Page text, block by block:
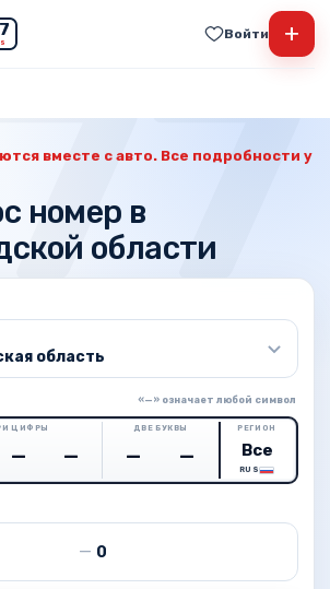
Войти +
вместе с авто. Все подробности у
номер в
области
область
«—» означает любой символ
ЦИФРЫ ДВЕ БУКВЫ РЕГИОН
RUS
— Цена до